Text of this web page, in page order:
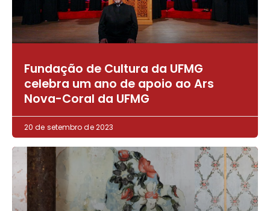
Fundação de Cultura da UFMG
celebra um ano de apoio ao Ars
Nova-Coral da UFMG
20 de setembro de 2023